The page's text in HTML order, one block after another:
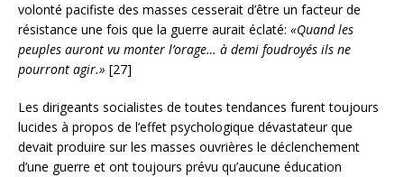
volonté pacifiste des masses cesserait d’être un facteur de
résistance une fois que la guerre aurait éclaté: «Quand les
peuples auront vu monter l’orage… à demi foudroyés ils ne
pourront agir.» [27]
Les dirigeants socialistes de toutes tendances furent toujours
lucides à propos de l’effet psychologique dévastateur que
devait produire sur les masses ouvrières le déclenchement
d’une guerre et ont toujours prévu qu’aucune éducation